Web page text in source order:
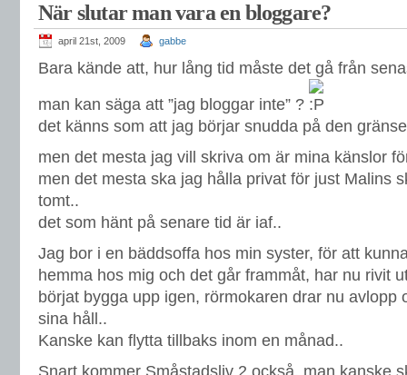
När slutar man vara en bloggare?
april 21st, 2009 gabbe
Bara kände att, hur lång tid måste det gå från
man kan säga att ”jag bloggar inte” ?
det känns som att jag börjar snudda på den
men det mesta jag vill skriva om är mina känslor
men det mesta ska jag hålla privat för just Malins
tomt..
det som hänt på senare tid är iaf..
Jag bor i en bäddsoffa hos min syster, för att
hemma hos mig och det går frammåt, har nu rivit
börjat bygga upp igen, rörmokaren drar nu avlopp
sina håll..
Kanske kan flytta tillbaks inom en månad..
Snart kommer Småstadsliv 2 också, man kanske